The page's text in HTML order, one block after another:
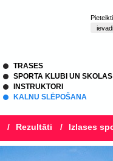
TRASES
SPORTA KLUBI UN SKOLAS
INSTRUKTORI
KALNU SLĒPOŠANA
/ Rezultāti / Izlases